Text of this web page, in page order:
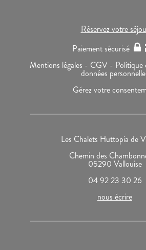
Réservez votre
Paiement sécurisé
Mentions légales - CGV - Politique
données
Gérez votre
Les Chalets Huttopia de
Chemin des
05290 Vallouise
04 92 23 30 26
nous écrire